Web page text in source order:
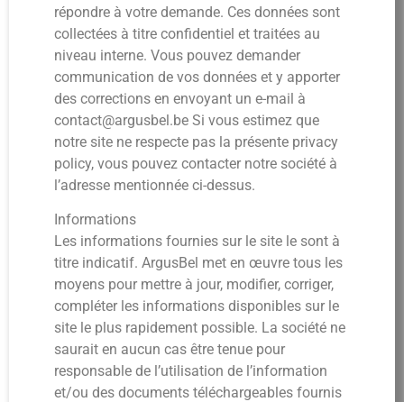
répondre à votre demande. Ces données sont
collectées à titre confidentiel et traitées au
niveau interne. Vous pouvez demander
communication de vos données et y apporter
des corrections en envoyant un e-mail à
contact@argusbel.be Si vous estimez que
notre site ne respecte pas la présente privacy
policy, vous pouvez contacter notre société à
l’adresse mentionnée ci-dessus.
Informations
Les informations fournies sur le site le sont à
titre indicatif. ArgusBel met en œuvre tous les
moyens pour mettre à jour, modifier, corriger,
compléter les informations disponibles sur le
site le plus rapidement possible. La société ne
saurait en aucun cas être tenue pour
responsable de l’utilisation de l’information
et/ou des documents téléchargeables fournis